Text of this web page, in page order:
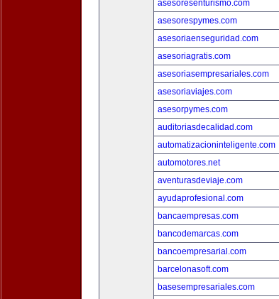
asesoresenturismo.com
asesorespymes.com
asesoriaenseguridad.com
asesoriagratis.com
asesoriasempresariales.com
asesoriaviajes.com
asesorpymes.com
auditoriasdecalidad.com
automatizacioninteligente.com
automotores.net
aventurasdeviaje.com
ayudaprofesional.com
bancaempresas.com
bancodemarcas.com
bancoempresarial.com
barcelonasoft.com
basesempresariales.com